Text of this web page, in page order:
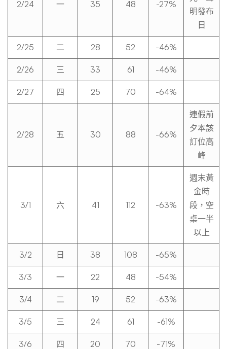
2/24 一 35 48 -27%
明發布
日
2/25 二 28 52 -46%
2/26 三 33 61 -46%
2/27 四 25 70 -64%
2/28 五 30 88 -66%
連假前
夕本該
訂位高
峰
3/1 六 41 112 -63%
週末黃
金時
段，空
桌一半
以上
3/2 日 38 108 -65%
3/3 一 22 48 -54%
3/4 二 19 52 -63%
3/5 三 24 61 -61%
3/6 四 20 70 -71%